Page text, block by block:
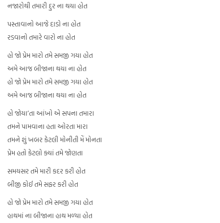
નજારોથી તમારી દુર ના થયા હોત
પસ્તાવાનો આજે દાડો ના હોત
રડવાનો તમારે વારો ના હોત
હો જો પ્રેમ મારો તમે સમજી ગયા હોત
અમે આજ બીજાના થયા ના હોત
હો જો પ્રેમ મારો તમે સમજી ગયા હોત
અમે આજ બીજાના થયા ના હોત
હો જોયા’તા આંખો એ સપના તમારા
તમને પામવાના હતા ઓરતા મારા
તમને શું ખબર કેટલી મોનીતી મેં મોનતા
પ્રેમ હતો કેટલો ક્યાં તમે જોણતા
સમયસર તમે મારી કદર કરી હોત
બીજી કોઈ તમે સફર કરી હોત
હો જો પ્રેમ મારો તમે સમજી ગયા હોત
હાથમાં ના બીજાના હાથ મળ્યા હોત